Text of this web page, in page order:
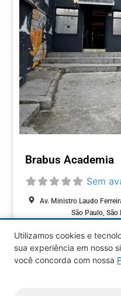
Brabus Academia
Sem
Av. Ministro Laudo
São Paulo,
FITNESS / BEM-
ESTAR
Utilizamos cookies e
sua experiência em nosso
você concorda com nossa